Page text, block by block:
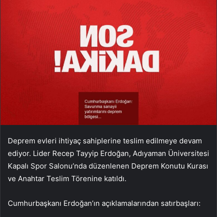
Deprem evleri ihtiyaç sahiplerine teslim edilmeye devam
ediyor. Lider Recep Tayyip Erdoğan, Adıyaman Üniversitesi
Kapalı Spor Salonu’nda düzenlenen Deprem Konutu Kurası
ve Anahtar Teslim Törenine katıldı.
Cumhurbaşkanı Erdoğan’ın açıklamalarından satırbaşları: